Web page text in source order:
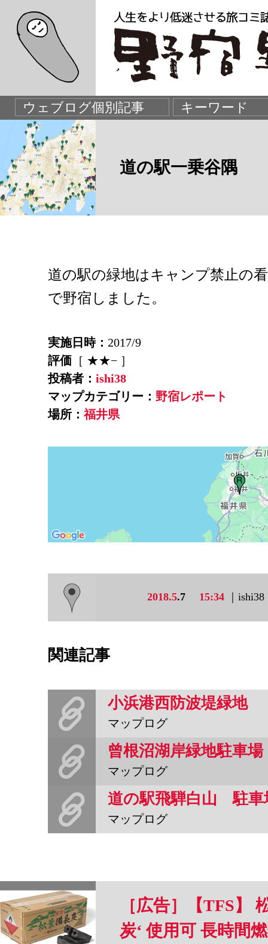
道の駅一乗谷隅
道の駅の緑地はキャンプ禁止の
で野宿しました。
実施日時： 2017/9
評価 ［ ★★− ］
投稿者： ishi38
マップカテゴリー： 野宿レポート
場所：福井県
2018.5.7 15:34 ｜ishi38
関連記事
小浜港西防波堤緑地
マップログ
曾根沼湖岸緑地駐車場
マップログ
道の駅飛騨白山 駐車
マップログ
［広告］【TFS】
炭‘ 使用可 長時間